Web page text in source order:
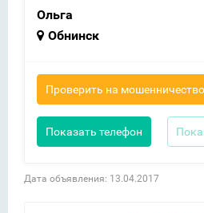
Ольга
Обнинск
Проверить на мошенничество
Показать телефон
Дата объявления: 13.04.2017